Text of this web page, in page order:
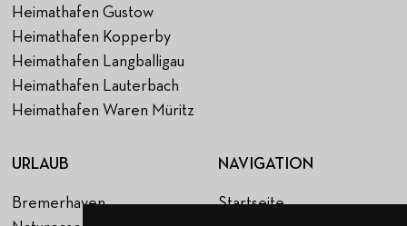
Heimathafen Gustow
Heimathafen Kopperby
Heimathafen Langballigau
Heimathafen Lauterbach
Heimathafen Waren Müritz
URLAUB
Bremerhaven
NAVIGATION
Startseite